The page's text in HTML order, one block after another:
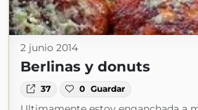
2 junio 2014
Berlinas y donuts
37 0 Guardar